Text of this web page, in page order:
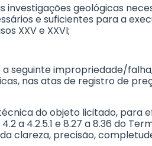
investigações geológicas
e suficientes para a
XXV e XXVI;
a seguinte impropriedade/
nas atas de registro de
do objeto licitado, para
a 4.2.5.1 e 8.27 a 8.36 do
clareza, precisão,